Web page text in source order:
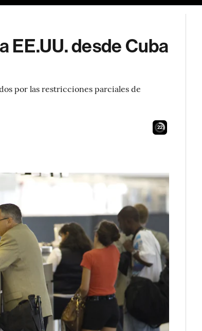
EE.UU. desde Cuba
por las restricciones parciales de
21